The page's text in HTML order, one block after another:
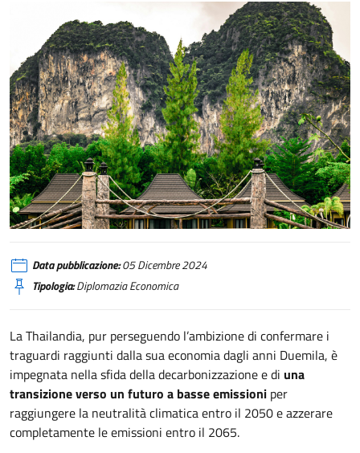
Thailandia, un Paese proiettato verso un futuro sostenibile
Data pubblicazione:05 Dicembre 2024
Tipologia:Diplomazia Economica
La Thailandia, pur perseguendo l’ambizione di confermare i
traguardi raggiunti dalla sua economia dagli anni Duemila, è
impegnata nella sfida della decarbonizzazione e di una
transizione verso un futuro a basse emissioni per
raggiungere la neutralità climatica entro il 2050 e azzerare
completamente le emissioni entro il 2065.